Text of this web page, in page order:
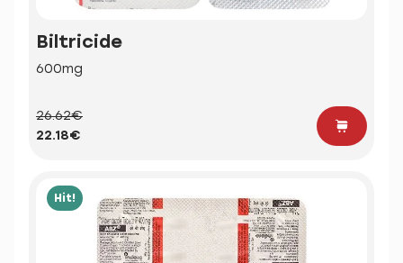
Biltricide
600mg
26.62€
22.18€
Hit!